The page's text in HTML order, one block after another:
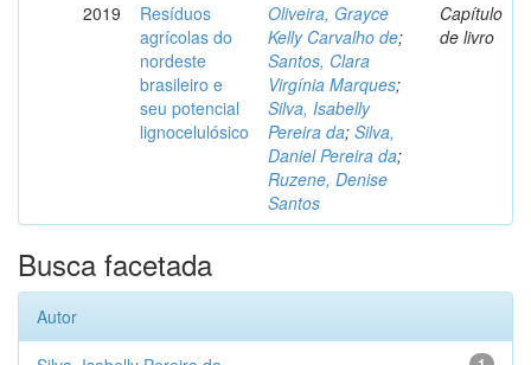
2019
Resíduos
agrícolas do
nordeste
brasileiro e
seu potencial
lignocelulósico
Oliveira, Grayce
Kelly Carvalho de;
Santos, Clara
Virgínia Marques;
Silva, Isabelly
Pereira da; Silva,
Daniel Pereira da;
Ruzene, Denise
Santos
Capítulo
de livro
Busca facetada
Autor